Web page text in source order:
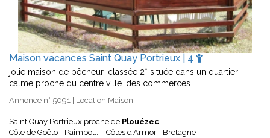
Maison vacances Saint Quay Portrieux | 4
jolie maison de pêcheur ,classée 2* située dans un quartier
calme proche du centre ville ,des commerces…
Annonce n° 5091 | Location Maison
Saint Quay Portrieux proche de Plouézec
Côte de Goëlo - Paimpol...
Côtes d'Armor Bretagne